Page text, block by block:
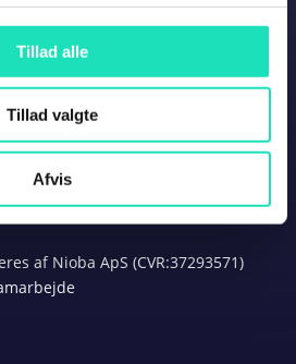
Tillad alle
Tillad valgte
Afvis
af Nioba ApS (CVR:37293571)